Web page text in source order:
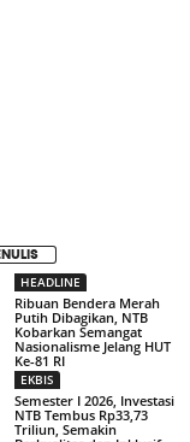
HEADLINE
Ribuan Bendera Merah
Putih Dibagikan, NTB
Kobarkan Semangat
Nasionalisme Jelang HUT
Ke-81 RI
EKBIS
Semester I 2026, Investasi
NTB Tembus Rp33,73
Triliun, Semakin